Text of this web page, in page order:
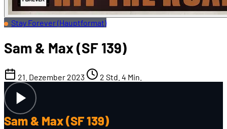
Stay Forever (Hauptformat)
Sam & Max (SF 139)
21. Dezember 2023 2 Std. 4 Min.
Sam & Max (SF 139)